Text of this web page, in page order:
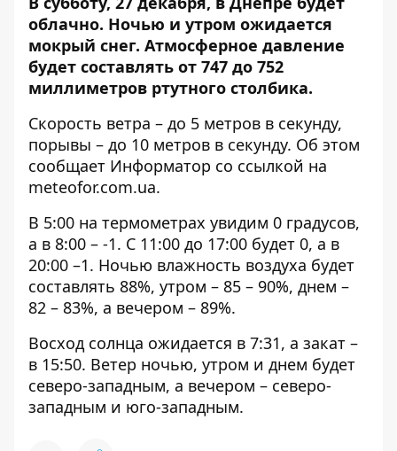
облачно. Ночью и утром ожидается
мокрый снег. Атмосферное давление
будет составлять от 747 до 752
миллиметров ртутного столбика.
Скорость ветра – до 5 метров в секунду,
порывы – до 10 метров в секунду. Об этом
сообщает Информатор со ссылкой на
meteofor.com.ua.
В 5:00 на термометрах увидим 0 градусов,
а в 8:00 – -1. С 11:00 до 17:00 будет 0, а в
20:00 –1. Ночью влажность воздуха будет
составлять 88%, утром – 85 – 90%, днем ​​–
82 – 83%, а вечером – 89%.
Восход солнца ожидается в 7:31, а закат –
в 15:50. Ветер ночью, утром и днем ​​будет
северо-западным, а вечером – северо-
западным и юго-западным.